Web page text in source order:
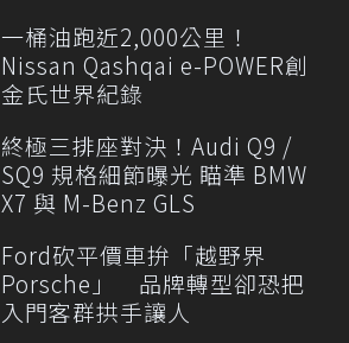
一桶油跑近2,000公里！
Nissan Qashqai e-POWER創
金氏世界紀錄
終極三排座對決！Audi Q9 /
SQ9 規格細節曝光 瞄準 BMW
X7 與 M-Benz GLS
Ford砍平價車拚「越野界
Porsche」 品牌轉型卻恐把
入門客群拱手讓人